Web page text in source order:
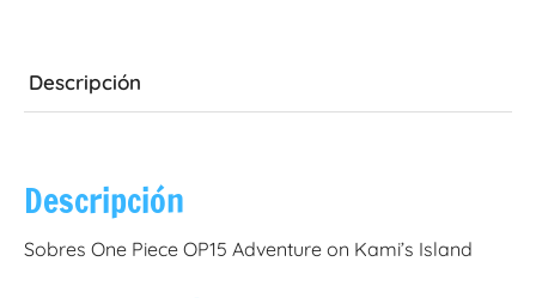
Descripción
Descripción
Sobres One Piece OP15 Adventure on Kami’s Island